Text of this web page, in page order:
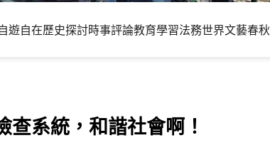
遊自在歷史探討時事評論教育學習法務世界文藝春秋
查系統，和諧社會啊！